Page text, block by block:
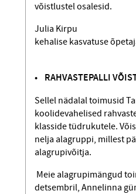
võistlustel osalesid.
Julia Kirpu
kehalise kasvatuse
• RAHVASTEPALLI
Sellel nädalal toimusid
koolidevahelised
klasside tüdrukutele.
nelja alagruppi, millest
alagrupivõitja.
Meie alagrupimängud
detsembril, Annelinna